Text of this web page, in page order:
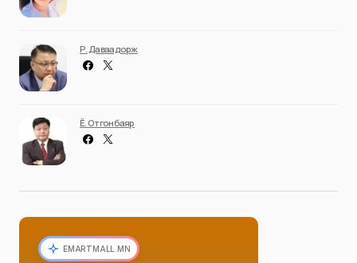
Р. Даваадорж
Ё. Отгонбаяр
EMARTMALL.MN